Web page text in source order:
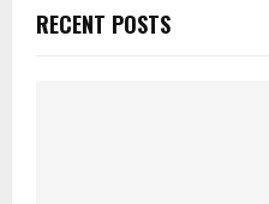
RECENT POSTS